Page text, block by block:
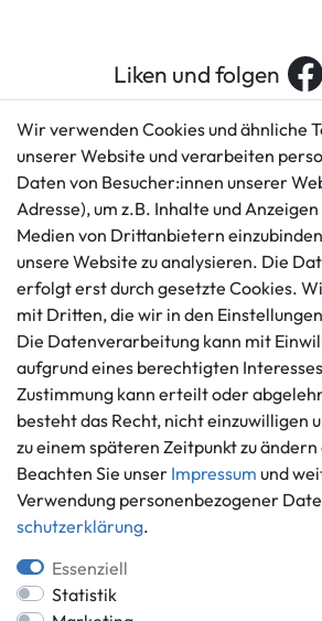
Liken und folgen
Kundenservice
+49 421 596586
Mo. - Fr. 9 - 16 Uhr
info@gameworld.de
Kontaktformular
AGB
Impressum
Vertrag
Informationen
Ankauf
Über uns
Häufig gestellte Fragen
Zahlung und Versand
Batterieentsorgung
Wir verwenden Cookies und ähnliche
unserer Website und verarbeiten
Daten von Besucher:innen unserer
Adresse), um z.B. Inhalte und
Medien von Drittanbietern
unsere Website zu analysieren. Die
erfolgt erst durch gesetzte Cookies.
mit Dritten, die wir in den
Die Datenverarbeitung kann mit
aufgrund eines berechtigten
Zustimmung kann erteilt oder
besteht das Recht, nicht einzuwilligen
zu einem späteren Zeitpunkt zu
Beachten Sie unser Impressum und
Verwendung personenbezogener
schutz­erklärung.
Essenziell
Statistik